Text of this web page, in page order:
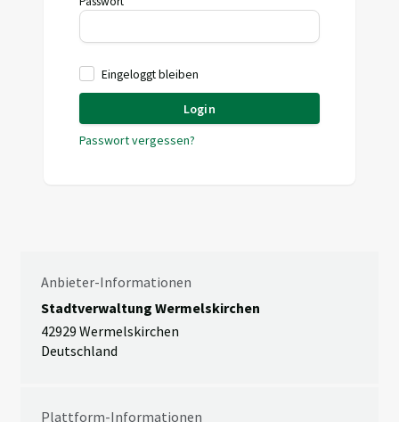
Eingeloggt bleiben
Login
Passwort vergessen?
Anbieter-Informationen
Stadtverwaltung Wermelskirchen
42929 Wermelskirchen
Deutschland
Plattform-Informationen